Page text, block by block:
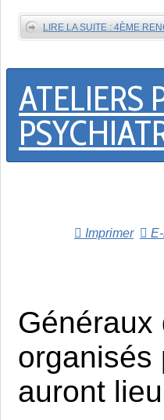
LIRE LA SUITE : 4ÈME
ATELIERS
Imprimer
organisés
auront